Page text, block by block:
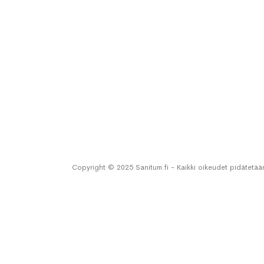
Copyright © 2025 Sanitum.fi - Kaikki oikeudet